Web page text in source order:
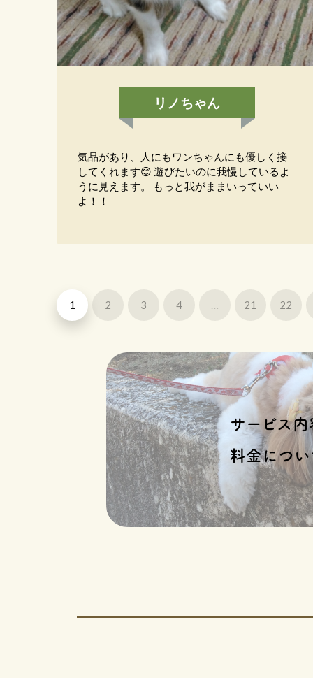
リノちゃん
気品があり、人にもワンちゃんにも優しく接
してくれます😊 遊びたいのに我慢しているよ
うに見えます。 もっと我がままいっていい
よ！！
1 2 3 4 … 21 22
サービス内
料金につい